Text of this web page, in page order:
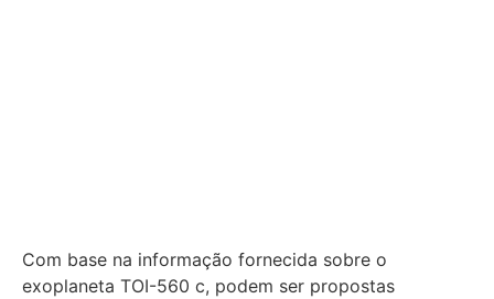
Com base na informação fornecida sobre o
exoplaneta TOI-560 c, podem ser propostas